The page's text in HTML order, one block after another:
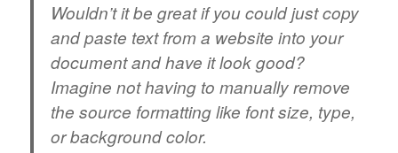
Wouldn’t it be great if you could just copy
and paste text from a website into your
document and have it look good?
Imagine not having to manually remove
the source formatting like font size, type,
or background color.